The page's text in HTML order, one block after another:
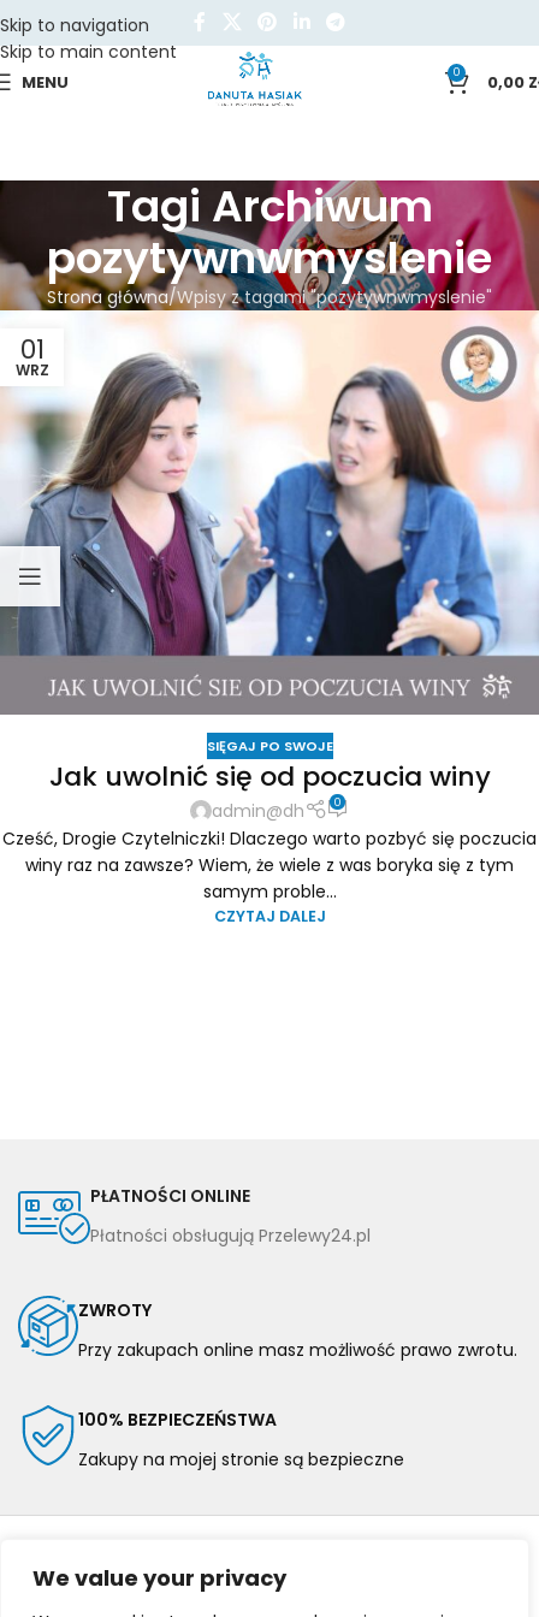
We value your privacy
Skip to navigation
Skip to main content
MENU 0 0,00
Tagi Archiwum
pozytywnwmyslenie
Strona główna Wpisy z tagami "pozytywnwmyslenie"
01
WRZ
SIĘGAJ PO SWOJE
Jak uwolnić się od poczucia winy
admin@dh 0
Cześć, Drogie Czytelniczki! Dlaczego warto pozbyć się poczucia
winy raz na zawsze? Wiem, że wiele z was boryka się z tym
samym proble...
CZYTAJ DALEJ
PŁATNOŚCI ONLINE
Płatności obsługują Przelewy24.pl
ZWROTY
Przy zakupach online masz możliwość prawo zwrotu.
100% BEZPIECZEŃSTWA
Zakupy na mojej stronie są bezpieczne